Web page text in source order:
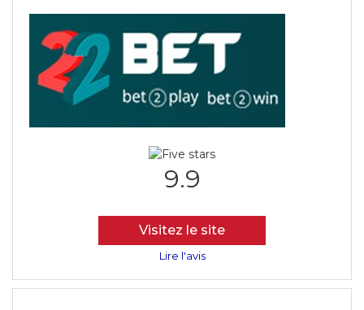
9.9
Visitez le site
Lire l'avis